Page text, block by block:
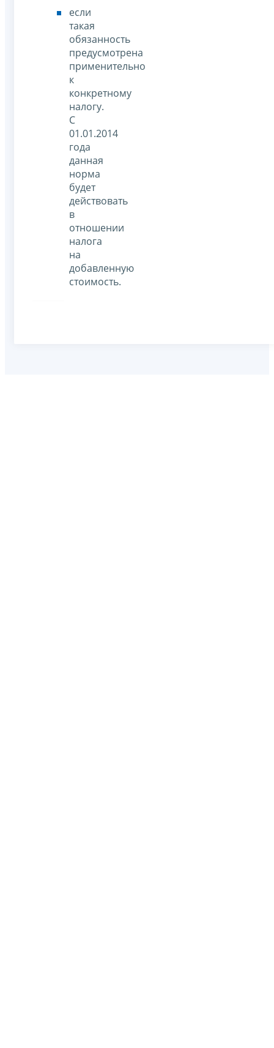
если
такая
обязанность
предусмотрена
применительно
к
конкретному
налогу.
С
01.01.2014
года
данная
норма
будет
действовать
в
отношении
налога
на
добавленную
стоимость.